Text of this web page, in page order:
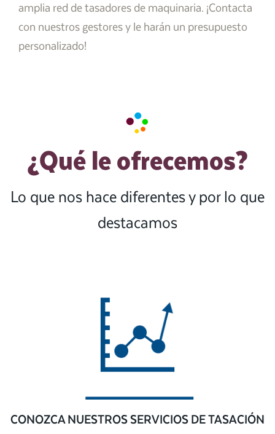
amplia red de tasadores de maquinaria. ¡Contacta
con nuestros gestores y le harán un presupuesto
personalizado!
¿Qué le ofrecemos?
Lo que nos hace diferentes y por lo que
destacamos
CONOZCA NUESTROS SERVICIOS DE TASACIÓN